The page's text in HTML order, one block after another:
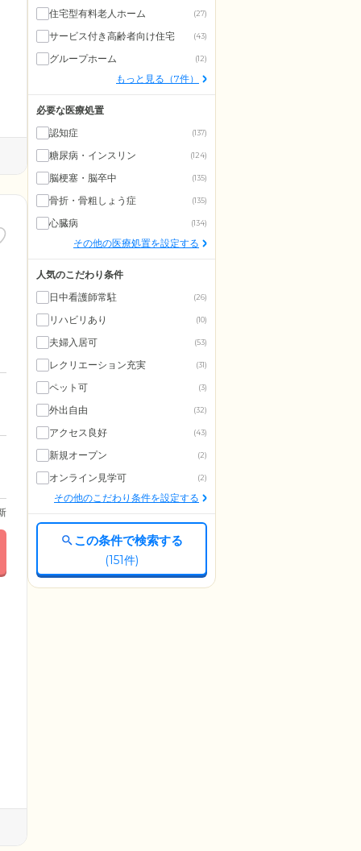
住宅型有料老人ホーム (27)
サービス付き高齢者向け住宅 (43)
グループホーム (12)
もっと見る（7件）
必要な医療処置
認知症
(137)
糖尿病・インスリン (124)
脳梗塞・脳卒中 (135)
骨折・骨粗しょう症 (135)
心臓病 (134)
その他の医療処置を設定する
人気のこだわり条件
日中看護師常駐
(26)
リハビリあり (10)
夫婦入居可 (53)
レクリエーション充実 (31)
ペット可 (3)
外出自由 (32)
アクセス良好 (43)
新規オープン (2)
オンライン見学可 (2)
その他のこだわり条件を設定する
この条件で検索する
(151件)